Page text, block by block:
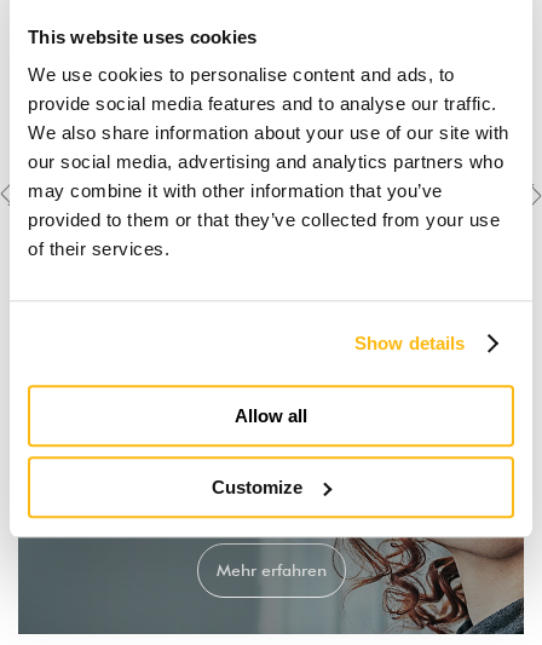
This website uses cookies
We use cookies to personalise content and ads, to
provide social media features and to analyse our traffic.
We also share information about your use of our site with
our social media, advertising and analytics partners who
may combine it with other information that you’ve
provided to them or that they’ve collected from your use
of their services.
Show details
Allow all
Customize
videos.
Previous
project
Weitere Objekte
ansehen
project
Der Traum vom Holz-
Fertigteilhaus
Mehr erfahren